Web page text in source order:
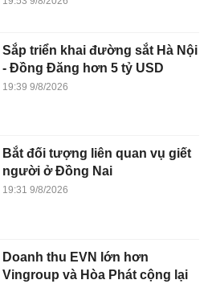
Sắp triển khai đường sắt Hà Nội
- Đồng Đăng hơn 5 tỷ USD
19:39 9/8/2026
Bắt đối tượng liên quan vụ giết
người ở Đồng Nai
19:31 9/8/2026
Doanh thu EVN lớn hơn
Vingroup và Hòa Phát cộng lại